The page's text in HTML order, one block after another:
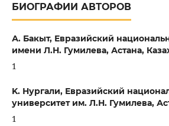
БИОГРАФИИ АВТОРОВ
А. Бакыт, Евразийский
имени Л.Н. Гумилева, Астана,
1
K. Нургали, Евразийский
университет им. Л.Н. Гумилева,
1